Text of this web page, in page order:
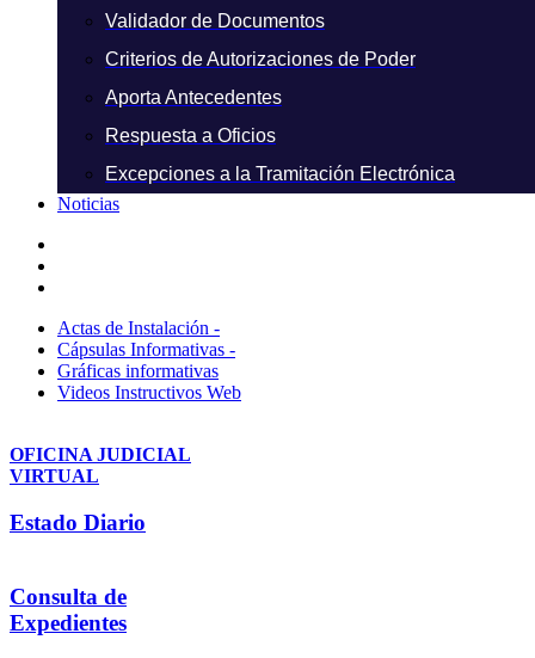
Validador de Documentos
Criterios de Autorizaciones de Poder
Aporta Antecedentes
Respuesta a Oficios
Excepciones a la Tramitación Electrónica
Noticias
Actas de Instalación -
Cápsulas Informativas -
Gráficas informativas
Videos Instructivos Web
OFICINA JUDICIAL
VIRTUAL
Estado Diario
Consulta de
Expedientes